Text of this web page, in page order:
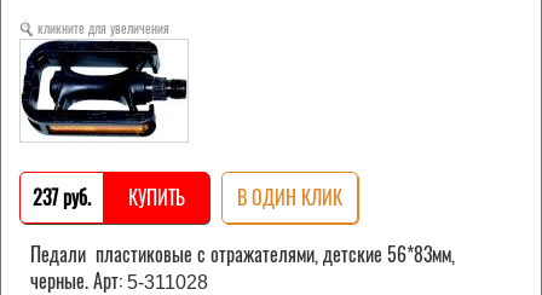
кликните для увеличения
237 pуб. КУПИТЬ В ОДИН КЛИК
Педали пластиковые с отражателями, детские 56*83мм,
черные. Арт: 5-311028